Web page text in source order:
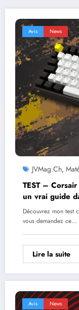
Avis News
JVMag.ch,
TEST –
un vrai guide
Découvrez mon test
vous demandez ce…
Lire la suite
Avis News